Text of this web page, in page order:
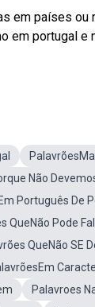
em países
em portugal e
Não
Português De
QueNão Pode
QueNão SE
Palavroes